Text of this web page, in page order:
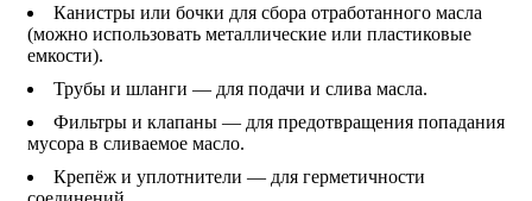
Канистры или бочки для сбора отработанного масла
(можно использовать металлические или пластиковые
емкости).
Трубы и шланги — для подачи и слива масла.
Фильтры и клапаны — для предотвращения попадания
мусора в сливаемое масло.
Крепёж и уплотнители — для герметичности